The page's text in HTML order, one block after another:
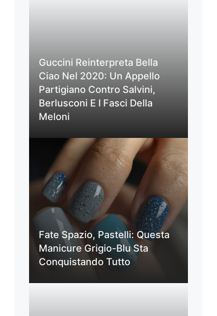
Guccini Reinterpreta Bella
Ciao Nel 2020: Un Appello
Partigiano Contro Salvini,
Berlusconi E I Fasci Della
Meloni
Fate Spazio, Pastelli: Questa
Manicure Grigio-Blu Sta
Conquistando Tutto